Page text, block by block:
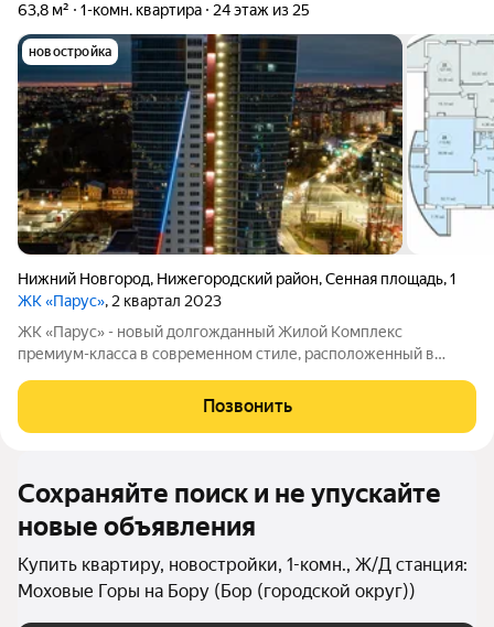
63,8 м²
1-комн. квартира 24 этаж из 25
новостройка
Нижний Новгород, Нижегородский район,Сенная площадь,1
ЖК «Парус», 2 квартал 2023
ЖК «Парус» - новый долгожданный Жилой Комплекс
премиум-класса в современном стиле, расположенный в
Амбициозный проект, будущая визитная карточка пл.Сенной.
Расположение удивительным образом отвечает всем
Позвонить
Сохраняйте поиск и не упускайте
новые объявления
Купить квартиру, новостройки, 1-комн., Ж/Д станция:
Моховые Горы на Бору (Бор (городской округ))